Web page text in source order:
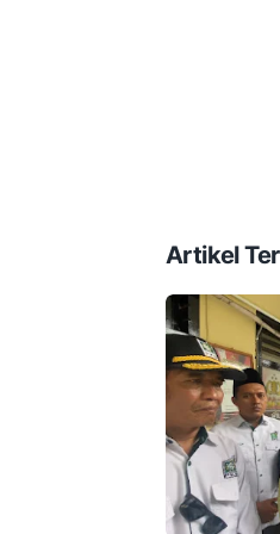
Artikel